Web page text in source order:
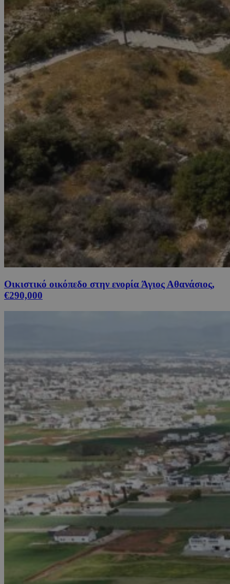
Οικιστικό οικόπεδο στην ενορία Άγιος Αθανάσιος,
€290,000